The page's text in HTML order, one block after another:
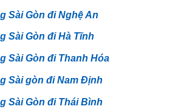
Sài Gòn đi Nghệ An
Sài Gòn đi Hà Tĩnh
Sài Gòn đi Thanh Hóa
Sài gòn đi Nam Định
Sài Gòn đi Thái Bình